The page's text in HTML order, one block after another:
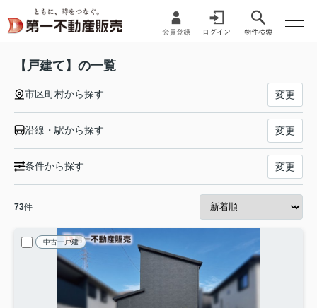
【戸建て】の一覧
市区町村から探す 変更
沿線・駅から探す 変更
条件から探す 変更
73件
中古一戸建